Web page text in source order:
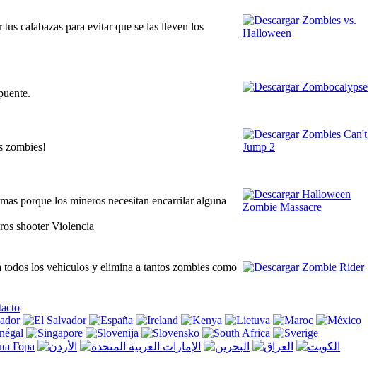
calabazas para evitar que se las lleven los
zombies!
porque los mineros necesitan encarrilar alguna
shooter Violencia
los vehículos y elimina a tantos zombies como